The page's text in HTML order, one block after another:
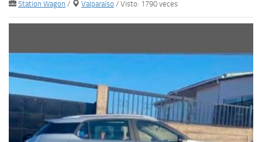
Station Wagon / Valparaíso / Visto: 1790 veces